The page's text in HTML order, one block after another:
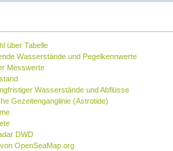
über Tabelle
Wasserstände und Pegelkennwerte
Messwerte
Wasserstände und Abflüsse
Gezeitenganglinie (Astrotide)
DWD
OpenSeaMap.org